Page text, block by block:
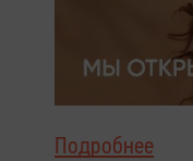
Подробнее